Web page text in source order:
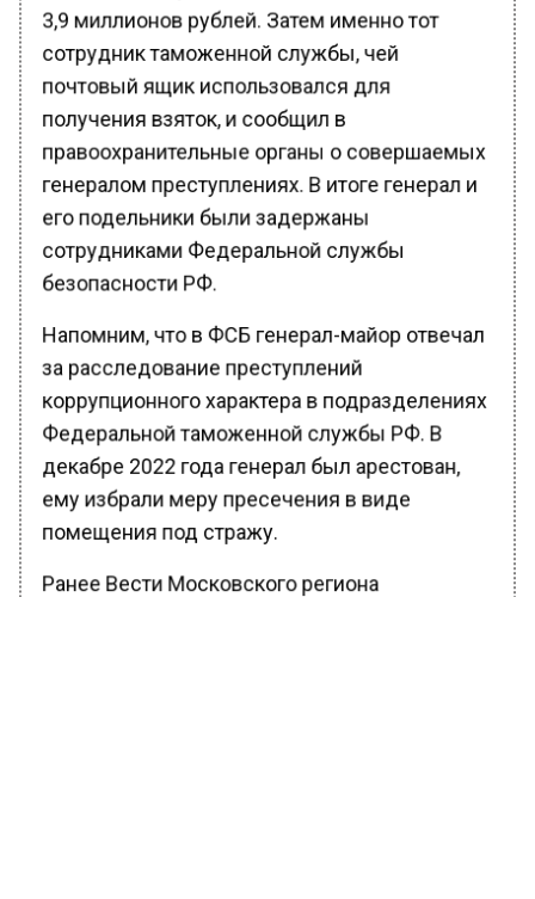
3,9 миллионов рублей. Затем именно тот
сотрудник таможенной службы, чей
почтовый ящик использовался для
получения взяток, и сообщил в
правоохранительные органы о совершаемых
генералом преступлениях. В итоге генерал и
его подельники были задержаны
сотрудниками Федеральной службы
безопасности РФ.
Напомним, что в ФСБ генерал-майор отвечал
за расследование преступлений
коррупционного характера в подразделениях
Федеральной таможенной службы РФ. В
декабре 2022 года генерал был арестован,
ему избрали меру пресечения в виде
помещения под стражу.
Ранее Вести Московского региона